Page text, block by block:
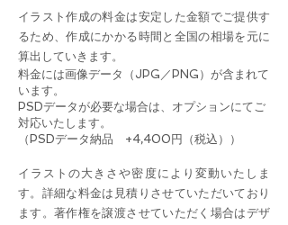
イラスト作成の料金は安定した金額でご提供す
るため、作成にかかる時間と全国の相場を元に
算出していきます。
料金には画像データ（JPG／PNG）が含まれて
います。
PSDデータが必要な場合は、オプションにてご
対応いたします。
（PSDデータ納品 +4,400円（税込））
イラストの大きさや密度により変動いたしま
す。詳細な料金は見積りさせていただいており
ます。著作権を譲渡させていただく場合はデザ